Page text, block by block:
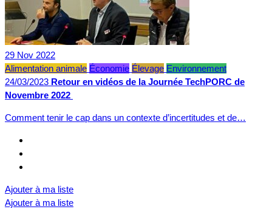
29 Nov 2022
Alimentation animale Économie Élevage Environnement
24/03/2023 Retour en vidéos de la Journée TechPORC de
Novembre 2022
Comment tenir le cap dans un contexte d’incertitudes et de…
Ajouter à ma liste
Ajouter à ma liste